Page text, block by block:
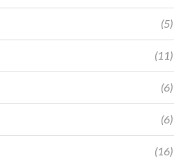
(5)
(11)
(6)
(6)
(16)